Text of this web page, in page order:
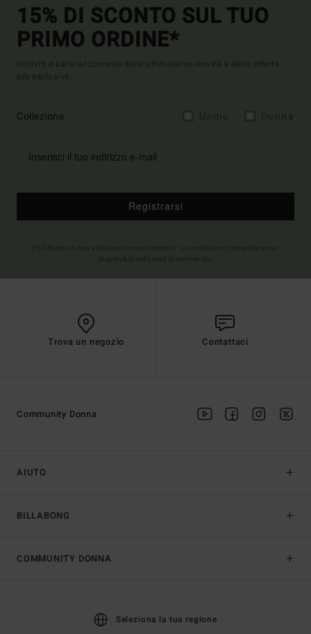
15% DI SCONTO SUL TUO
PRIMO ORDINE*
Iscriviti e sarai al corrente delle ultimissime novità e delle offerte
più esclusive.
Collezione
Registrarsi
Trova un negozio Contattaci
AIUTO
BILLABONG
Community Donna
COMMUNITY DONNA
Seleziona la tua regione